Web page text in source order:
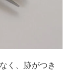
く、跡がつき